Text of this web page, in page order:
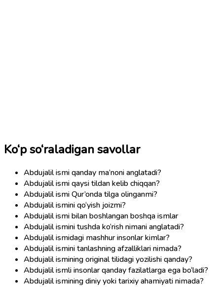
Ko‘p so‘raladigan savollar
Abdujalil ismi qanday ma’noni anglatadi?
Abdujalil ismi qaysi tildan kelib chiqqan?
Abdujalil ismi Qur’onda tilga olinganmi?
Abdujalil ismini qo‘yish joizmi?
Abdujalil ismi bilan boshlangan boshqa ismlar
Abdujalil ismini tushda ko‘rish nimani anglatadi?
Abdujalil ismidagi mashhur insonlar kimlar?
Abdujalil ismini tanlashning afzalliklari nimada?
Abdujalil ismining original tilidagi yozilishi qanday?
Abdujalil ismli insonlar qanday fazilatlarga ega bo‘ladi?
Abdujalil ismining diniy yoki tarixiy ahamiyati nimada?